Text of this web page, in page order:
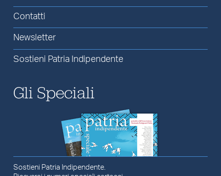
Contatti
Newsletter
Sostieni Patria Indipendente
Gli Speciali
Sostieni Patria Indipendente.